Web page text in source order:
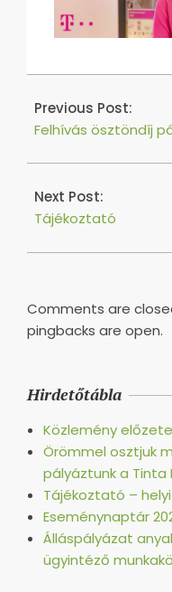
2018-
24
Previous Post:
Felhívás ösztöndíj
Next Post:
Tájékoztató
Comments are
pingbacks are open.
Hirdetőtábla
Közlemény
Örömmel osztjuk
pályáztunk a Tinta
Tájékoztató –
Eseménynaptár
Álláspályázat
ügyintéző